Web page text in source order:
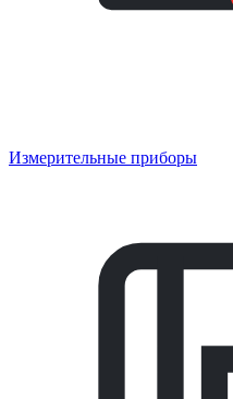
Измерительные приборы